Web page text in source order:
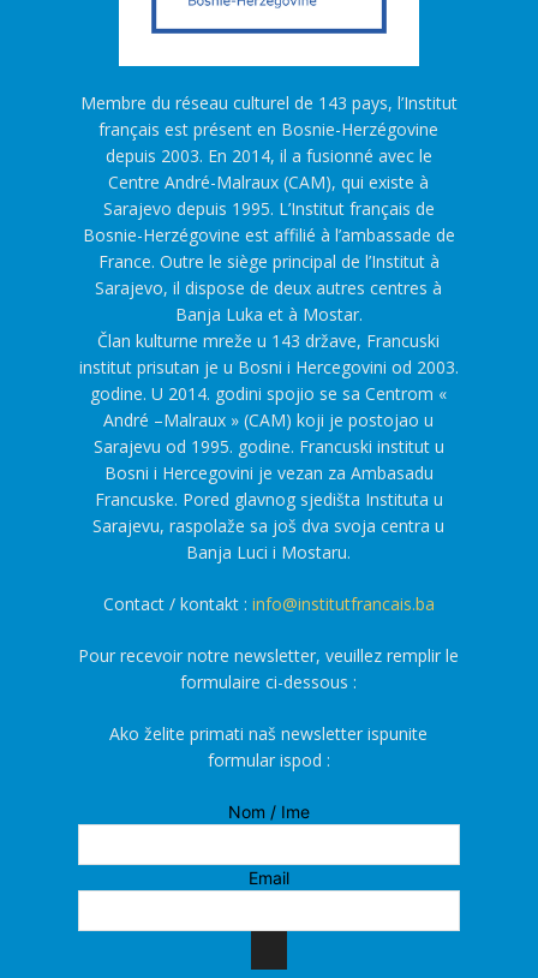
Membre du réseau culturel de 143 pays, l’Institut
français est présent en Bosnie-Herzégovine
depuis 2003. En 2014, il a fusionné avec le
Centre André-Malraux (CAM), qui existe à
Sarajevo depuis 1995. L’Institut français de
Bosnie-Herzégovine est affilié à l’ambassade de
France. Outre le siège principal de l’Institut à
Sarajevo, il dispose de deux autres centres à
Banja Luka et à Mostar.
Član kulturne mreže u 143 države, Francuski
institut prisutan je u Bosni i Hercegovini od 2003.
godine. U 2014. godini spojio se sa Centrom «
André –Malraux » (CAM) koji je postojao u
Sarajevu od 1995. godine. Francuski institut u
Bosni i Hercegovini je vezan za Ambasadu
Francuske. Pored glavnog sjedišta Instituta u
Sarajevu, raspolaže sa još dva svoja centra u
Banja Luci i Mostaru.
Contact / kontakt : info@institutfrancais.ba
Pour recevoir notre newsletter, veuillez remplir le
formulaire ci-dessous :
Ako želite primati naš newsletter ispunite
formular ispod :
Nom / Ime
Email